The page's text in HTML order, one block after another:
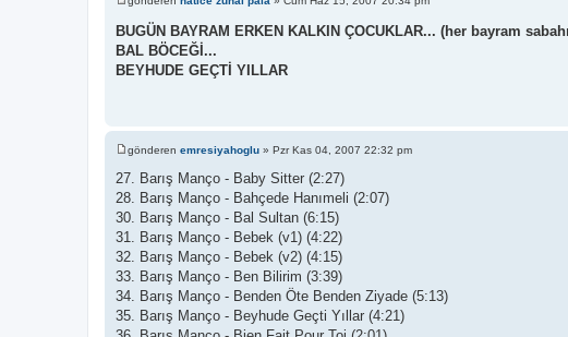
M
e
s
a
j
BUGÜN BAYRAM ERKEN KALKIN ÇOCUKLAR... (her bayram
BAL BÖCEĞİ...
BEYHUDE GEÇTİ YILLAR
M
e
s
a
j
gönderen emresiyahoglu » Pzr Kas 04, 2007 22:32 pm
27. Barış Manço - Baby Sitter (2:27)
28. Barış Manço - Bahçede Hanımeli (2:07)
30. Barış Manço - Bal Sultan (6:15)
31. Barış Manço - Bebek (v1) (4:22)
32. Barış Manço - Bebek (v2) (4:15)
33. Barış Manço - Ben Bilirim (3:39)
34. Barış Manço - Benden Öte Benden Ziyade (5:13)
35. Barış Manço - Beyhude Geçti Yıllar (4:21)